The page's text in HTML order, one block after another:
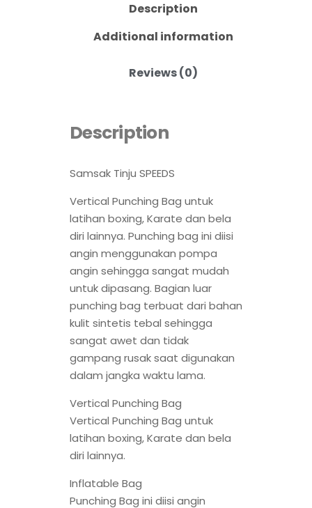
Description
Additional information
Reviews (0)
Description
Samsak Tinju SPEEDS
Vertical Punching Bag untuk
latihan boxing, Karate dan bela
diri lainnya. Punching bag ini diisi
angin menggunakan pompa
angin sehingga sangat mudah
untuk dipasang. Bagian luar
punching bag terbuat dari bahan
kulit sintetis tebal sehingga
sangat awet dan tidak
gampang rusak saat digunakan
dalam jangka waktu lama.
Vertical Punching Bag
Vertical Punching Bag untuk
latihan boxing, Karate dan bela
diri lainnya.
Inflatable Bag
Punching Bag ini diisi angin